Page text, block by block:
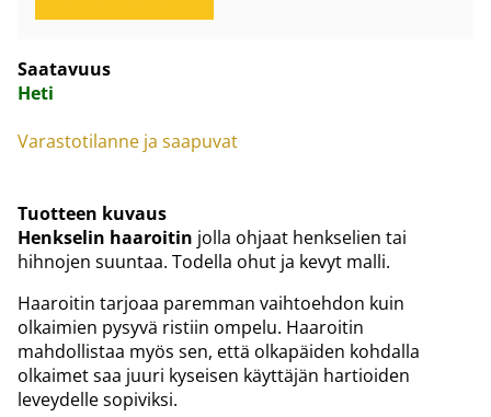
Saatavuus
Heti
Varastotilanne ja saapuvat
Tuotteen kuvaus
Henkselin haaroitin jolla ohjaat henkselien tai
hihnojen suuntaa. Todella ohut ja kevyt malli.
Haaroitin tarjoaa paremman vaihtoehdon kuin
olkaimien pysyvä ristiin ompelu. Haaroitin
mahdollistaa myös sen, että olkapäiden kohdalla
olkaimet saa juuri kyseisen käyttäjän hartioiden
leveydelle sopiviksi.